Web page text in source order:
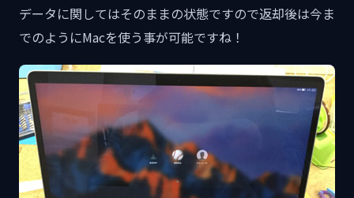
データに関してはそのままの状態ですので返却後は今ま
でのようにMacを使う事が可能ですね！